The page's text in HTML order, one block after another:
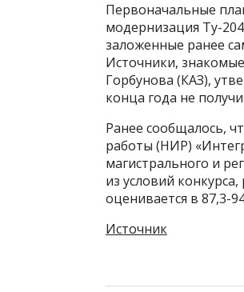
Первоначальные
модернизация Ту-
заложенные ранее
Источники,
Горбунова (КАЗ),
конца года не
Ранее сообщалось,
работы (НИР)
магистрального и
из условий
оценивается в 87,3-
Источник